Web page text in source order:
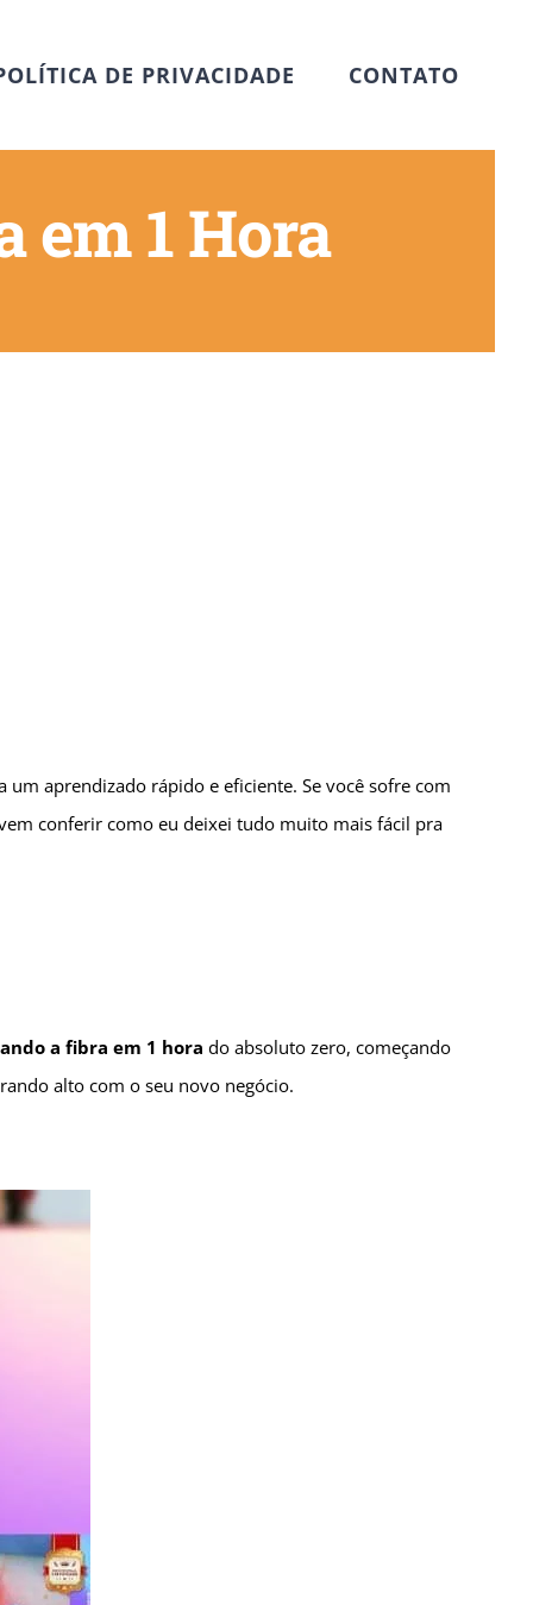
DE PRIVACIDADE CONTATO
em 1 Hora
aprendizado rápido e eficiente. Se você sofre com
conferir como eu deixei tudo muito mais fácil pra
a fibra em 1 hora do absoluto zero, começando
alto com o seu novo negócio.